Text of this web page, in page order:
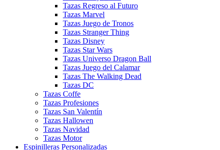
Tazas Regreso al Futuro
Tazas Marvel
Tazas Juego de Tronos
Tazas Stranger Thing
Tazas Disney
Tazas Star Wars
Tazas Universo Dragon Ball
Tazas Juego del Calamar
Tazas The Walking Dead
Tazas DC
Tazas Coffe
Tazas Profesiones
Tazas San Valentín
Tazas Hallowen
Tazas Navidad
Tazas Motor
Espinilleras Personalizadas